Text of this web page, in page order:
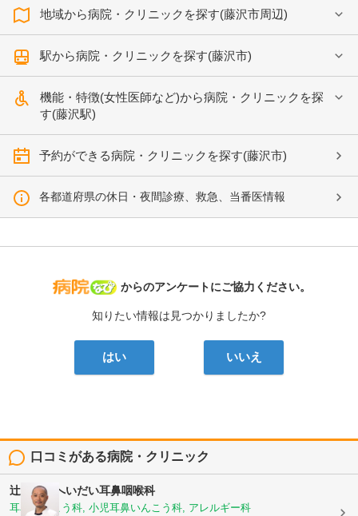
地域から病院・クリニックを探す(藤沢市周辺)
駅から病院・クリニックを探す(藤沢市)
機能・特徴(女性医師など)から病院・クリニックを探
す(藤沢駅)
予約ができる病院・クリニックを探す(藤沢市)
各都道府県の休日・夜間診療、救急、当番医情報
病院なび
からのアンケートにご協力ください。
知りたい情報は見つかりましたか?
はい いいえ
口コミがある病院・クリニック
辻堂たいへいだい耳鼻咽喉科
耳鼻いんこう科, 小児耳鼻いんこう科, アレルギー科